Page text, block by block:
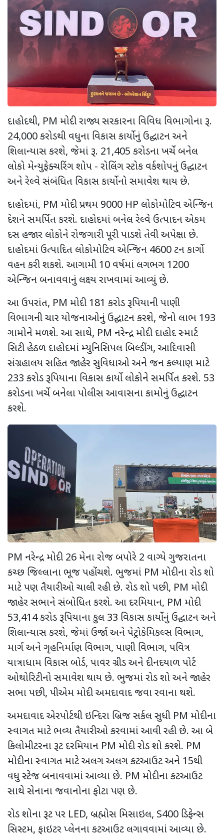
દાહોદથી, PM મોદી રાજ્ય સરકારના વિવિધ વિભાગોના રૂ.
24,000કરોડથી વધુના વિકાસ કાર્યોનું ઉદ્ઘાટન અને
શિલાન્યાસ કરશે, જેમાં રૂ. 21,405 કરોડના ખર્ચે બનેલ
લોકો મેન્યુફેક્ચરિંગ શોપ - રોલિંગ સ્ટોક વર્કશોપનું ઉદ્ઘાટન
અને રેલ્વે સંબંધિત વિકાસ કાર્યોનો સમાવેશ થાય છે.
દાહોદમાં, PM મોદી પ્રથમ 9000 HP લોકોમોટિવ એન્જિન
દેશને સમર્પિત કરશે. દાહોદમાં બનેલ રેલ્વે ઉત્પાદન એકમ
દસ હજાર લોકોને રોજગારી પૂરી પાડશે તેવી અપેક્ષા છે.
દાહોદમાં ઉત્પાદિત લોકોમોટિવ એન્જિન 4600 ટન કાર્ગો
વહન કરી શકશે. આગામી 10 વર્ષમાં લગભગ 1200
એન્જિન બનાવવાનું લક્ષ્ય રાખવામાં આવ્યું છે.
આ ઉપરાંત, PM મોદી 181 કરોડ રૂપિયાની પાણી
વિભાગની ચાર યોજનાઓનું ઉદ્ઘાટન કરશે, જેનો લાભ 193
ગામોને મળશે. આ સાથે, PM નરેન્દ્ર મોદી દાહોદ સ્માર્ટ
સિટી હેઠળ દાહોદમાં મ્યુનિસિપલ બિલ્ડીંગ, આદિવાસી
સંગ્રહાલય સહિત જાહેર સુવિધાઓ અને જન કલ્યાણ માટે
233 કરોડ રૂપિયાના વિકાસ કાર્યો લોકોને સમર્પિત કરશે. 53
કરોડના ખર્ચે બનેલા પોલીસ આવાસના કામોનું ઉદ્ઘાટન
કરશે.
PM નરેન્દ્ર મોદી 26 મેના રોજ બપોરે 2 વાગ્યે ગુજરાતના
કચ્છ જિલ્લાના ભૂજ પહોંચશે. ભુજમાં PM મોદીના રોડ શો
માટે પણ તૈયારીઓ ચાલી રહી છે. રોડ શો પછી, PM મોદી
જાહેર સભાને સંબોધિત કરશે. આ દરમિયાન, PM મોદી
53,414કરોડ રૂપિયાના કુલ 33 વિકાસ કાર્યોનું ઉદ્ઘાટન અને
શિલાન્યાસ કરશે, જેમાં ઉર્જા અને પેટ્રોકેમિકલ્સ વિભાગ,
માર્ગ અને ગૃહનિર્માણ વિભાગ, પાણી વિભાગ, પવિત્ર
યાત્રાધામ વિકાસ બોર્ડ, પાવર ગ્રીડ અને દીનદયાળ પોર્ટ
ઓથોરિટીનો સમાવેશ થાય છે. ભુજમાં રોડ શો અને જાહેર
સભા પછી, પીએમ મોદી અમદાવાદ જવા રવાના થશે.
અમદાવાદ એરપોર્ટથી ઇન્દિરા બ્રિજ સર્કલ સુધી PM મોદીના
સ્વાગત માટે ભવ્ય તૈયારીઓ કરવામાં આવી રહી છે. આ બે
કિલોમીટરના રૂટ દરમિયાન PM મોદી રોડ શો કરશે. PM
મોદીના સ્વાગત માટે અલગ અલગ કટઆઉટ અને 15થી
વધુ સ્ટેજ બનાવવામાં આવ્યા છે. PM મોદીના કટઆઉટ
સાથે સેનાના જવાનોના ફોટા પણ છે.
રોડ શોના રૂટ પર LED, બ્રહ્મોસ મિસાઇલ, S400 ડિફેન્સ
સિસ્ટમ, ફાઇટર પ્લેનના કટઆઉટ લગાવવામાં આવ્યા છે.